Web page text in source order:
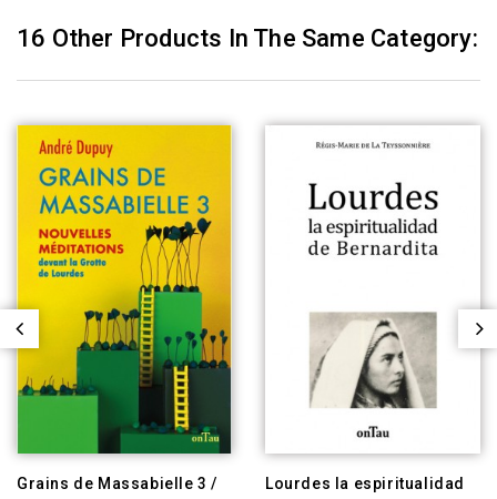
16 Other Products In The Same Category:
Grains de Massabielle 3 /
Lourdes la espiritualidad